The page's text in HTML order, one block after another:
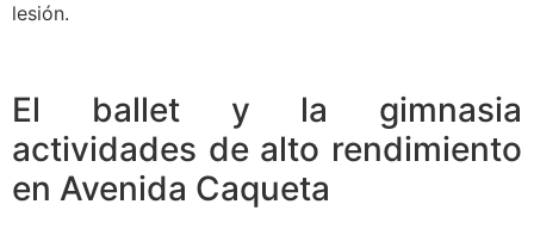
lesión.
El ballet y la gimnasia
actividades de alto rendimiento
en Avenida Caqueta